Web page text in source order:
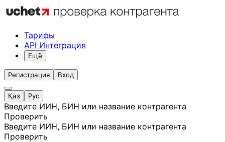
Тарифы
API Интеграция
Ещё
Регистрация Вход
Қаз Рус
Введите ИИН, БИН или название контрагента
Проверить
Введите ИИН, БИН или название контрагента
Проверить